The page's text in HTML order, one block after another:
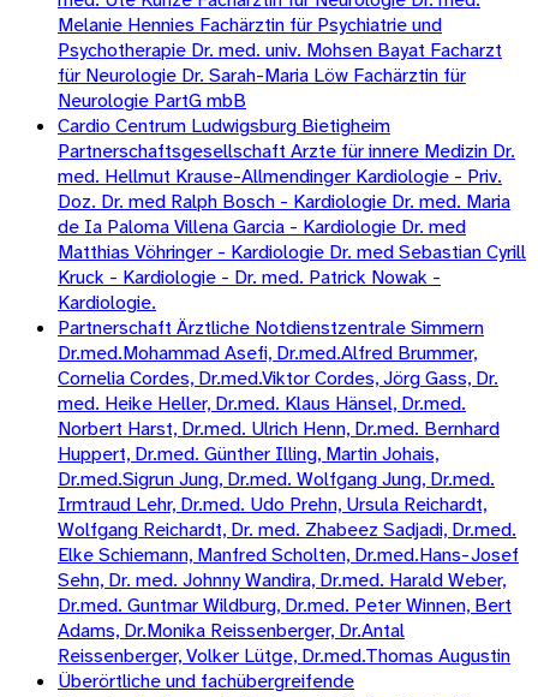
Melanie Hennies Fachärztin für Psychiatrie und
Psychotherapie Dr. med. univ. Mohsen Bayat Facharzt
für Neurologie Dr. Sarah-Maria Löw Fachärztin für
Neurologie PartG mbB
Cardio Centrum Ludwigsburg Bietigheim
Partnerschaftsgesellschaft Arzte für innere Medizin Dr.
med. Hellmut Krause-Allmendinger Kardiologie - Priv.
Doz. Dr. med Ralph Bosch - Kardiologie Dr. med. Maria
de Ia Paloma Villena Garcia - Kardiologie Dr. med
Matthias Vöhringer - Kardiologie Dr. med Sebastian Cyrill
Kruck - Kardiologie - Dr. med. Patrick Nowak -
Kardiologie.
Partnerschaft Ärztliche Notdienstzentrale Simmern
Dr.med.Mohammad Asefi, Dr.med.Alfred Brummer,
Cornelia Cordes, Dr.med.Viktor Cordes, Jörg Gass, Dr.
med. Heike Heller, Dr.med. Klaus Hänsel, Dr.med.
Norbert Harst, Dr.med. Ulrich Henn, Dr.med. Bernhard
Huppert, Dr.med. Günther Illing, Martin Johais,
Dr.med.Sigrun Jung, Dr.med. Wolfgang Jung, Dr.med.
Irmtraud Lehr, Dr.med. Udo Prehn, Ursula Reichardt,
Wolfgang Reichardt, Dr. med. Zhabeez Sadjadi, Dr.med.
Elke Schiemann, Manfred Scholten, Dr.med.Hans-Josef
Sehn, Dr. med. Johnny Wandira, Dr.med. Harald Weber,
Dr.med. Guntmar Wildburg, Dr.med. Peter Winnen, Bert
Adams, Dr.Monika Reissenberger, Dr.Antal
Reissenberger, Volker Lütge, Dr.med.Thomas Augustin
Überörtliche und fachübergreifende